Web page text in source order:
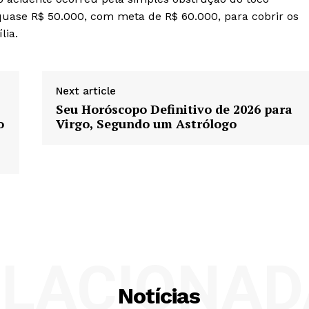
R$ 50.000, com meta de R$ 60.000, para cobrir os
Next article
Seu Horóscopo Definitivo de 2026 para
Virgo, Segundo um Astrólogo
Notícias